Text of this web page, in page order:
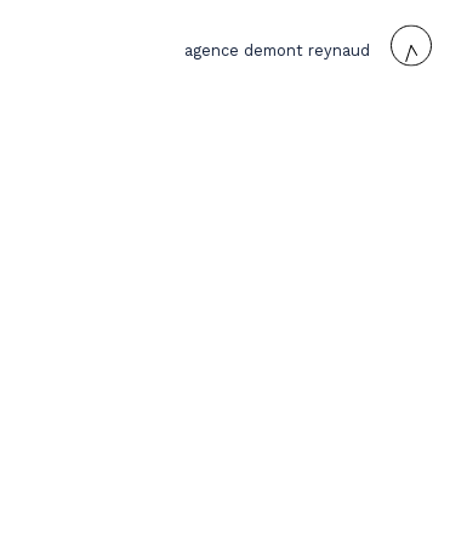
agence demont reynaud